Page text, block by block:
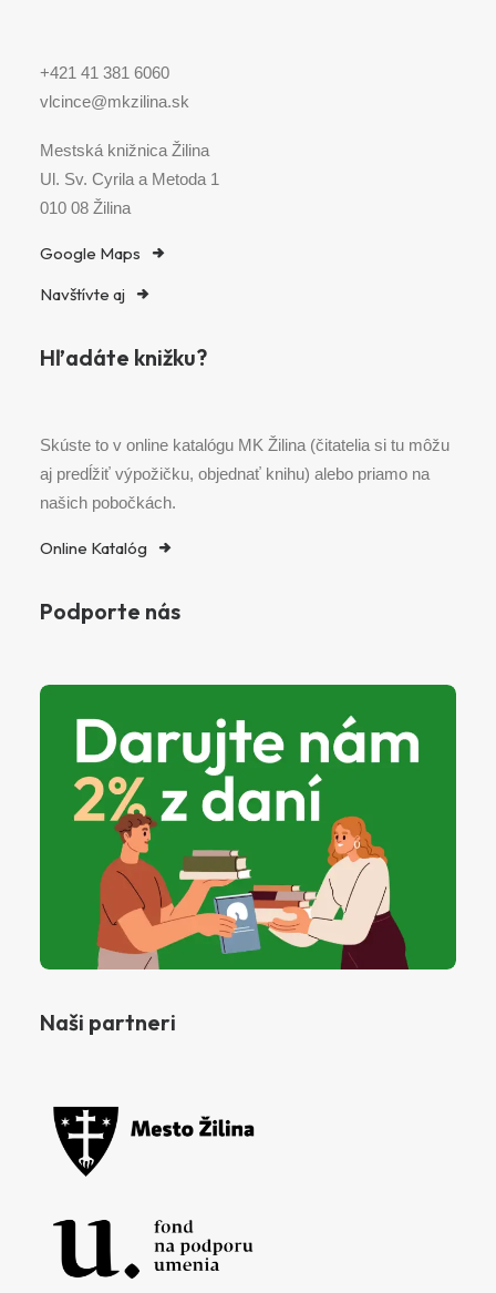
+421 41 381 6060
vlcince@mkzilina.sk
Mestská knižnica Žilina
Ul. Sv. Cyrila a Metoda 1
010 08 Žilina
Google Maps
Navštívte aj
Hľadáte knižku?
Skúste to v online katalógu MK Žilina (čitatelia si tu môžu
aj predĺžiť výpožičku, objednať knihu) alebo priamo na
našich pobočkách.
Online Katalóg
Podporte nás
Naši partneri